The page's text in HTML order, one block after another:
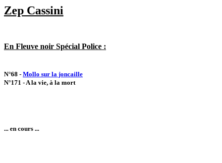
Zep Cassini
En Fleuve noir Spécial Police :
N°68 - Mollo sur la joncaille
N°171 - A la vie, à la mort
... en cours ...